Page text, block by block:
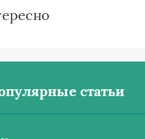
статьи